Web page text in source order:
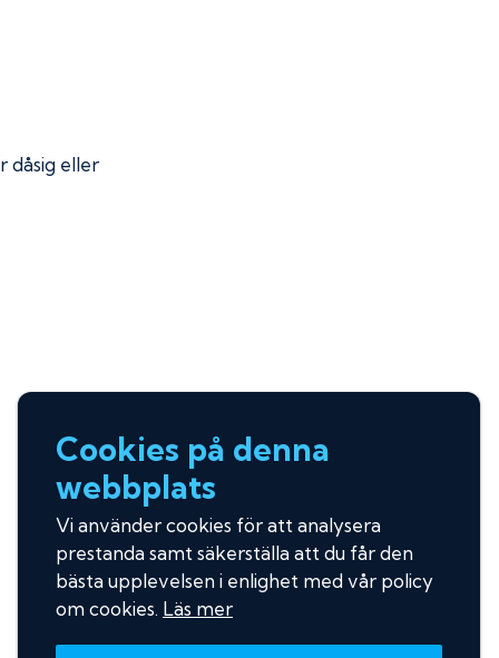
dåsig eller
Cookies på denna
webbplats
Vi använder cookies för att analysera
prestanda samt säkerställa att du får den
bästa upplevelsen i enlighet med vår policy
om cookies. Läs mer